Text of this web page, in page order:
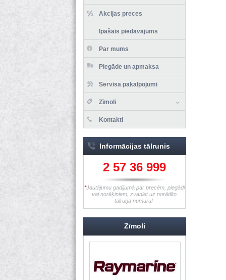
Akcijas preces
Īpašais piedāvājums
Par mums
Piegāde un apmaksa
Servisa pakalpojumi
Zīmoli
Kontakti
Informācijas tālrunis
2 57 36 999
*Jautājumu gadījumā par precēm, piegādi
vai norēķiniem, zvaniet uz norādīto
tālruņa numuru!
Zīmoli